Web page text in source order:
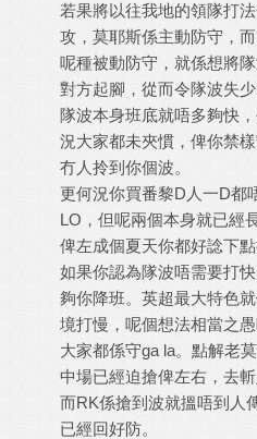
若果將以往我地的領隊打
攻，莫耶斯係主動防守，而
呢種被動防守，就係想將
對方起腳，從而令隊波失少
隊波本身班底就唔多夠快
況大家都未夾慣，俾你禁
冇人拎到你個波。
更何況你買番黎D人一D都
LO，但呢兩個本身就已經
俾左成個夏天你都好諗下點
如果你認為隊波唔需要打
夠你降班。英超最大特色
境打慢，呢個想法相當之愚
大家都係守ga la。點解老
中場已經迫搶俾左右，去斬
而RK係搶到波就搵唔到人
已經回好防。